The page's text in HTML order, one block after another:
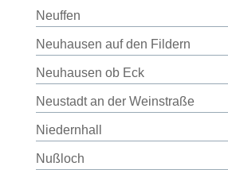
Neuffen
Neuhausen auf den Fildern
Neuhausen ob Eck
Neustadt an der Weinstraße
Niedernhall
Nußloch